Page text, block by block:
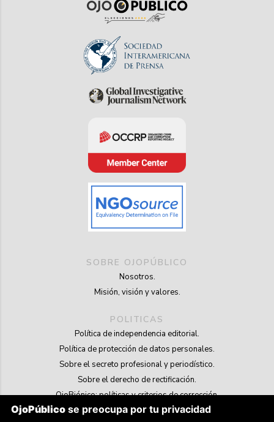
SOBRE OJOPÚBLICO
Nosotros.
Misión, visión y valores.
POLITICAS
Política de independencia editorial.
Política de protección de datos personales.
Sobre el secreto profesional y periodístico.
Sobre el derecho de rectificación.
OjoBiónico: políticas y criterios de corrección.
Sobre libertad de información frente a pedidos de retiro de contenidos.
OjoPúblico se preocupa por tu privacidad